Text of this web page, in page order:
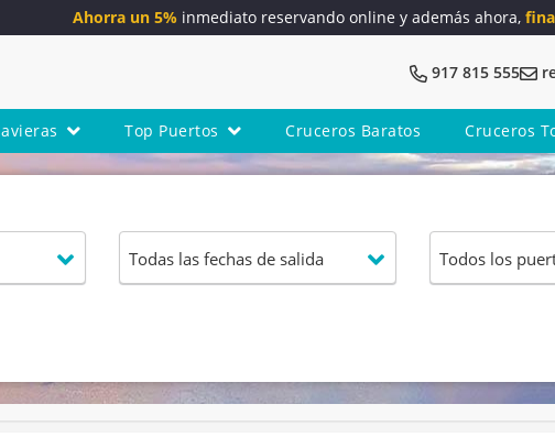
Ahorra un 5% inmediato reservando online y además ahora,
917 815 555
Top Puertos Cruceros Baratos Cruceros